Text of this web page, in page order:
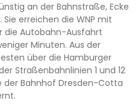
an der Bahnstraße, Ecke
erreichen die WNP mit
die Autobahn-Ausfahrt
Minuten. Aus der
über die Hamburger
Straßenbahnlinien 1 und 12
der Bahnhof Dresden-Cotta